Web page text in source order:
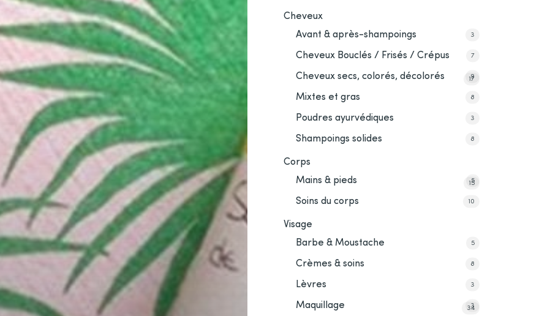
Cheveux
17
Avant & après-shampoings 3
Cheveux Bouclés / Frisés / Crépus 7
Cheveux secs, colorés, décolorés 9
Mixtes et gras 8
Poudres ayurvédiques 3
Shampoings solides 8
Corps
15
Mains & pieds 5
Soins du corps 10
Visage
34
Barbe & Moustache 5
Crèmes & soins 8
Lèvres 3
Maquillage 3